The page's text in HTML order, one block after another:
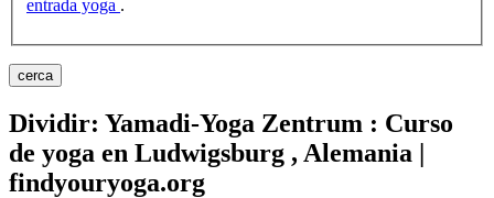
entrada yoga .
cerca
Dividir: Yamadi-Yoga Zentrum : Curso
de yoga en Ludwigsburg , Alemania |
findyouryoga.org